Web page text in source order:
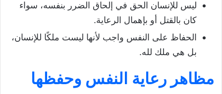
ليس للإنسان الحق في إلحاق الضرر بنفسه، سواء
كان بالقتل أو بإهمال الرعاية.
الحفاظ على النفس واجب لأنها ليست ملكًا للإنسان،
بل هي ملك لله.
مظاهر رعاية النفس وحفظها